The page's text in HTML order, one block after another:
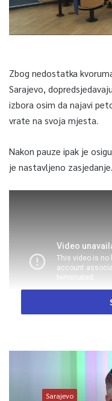
Zbog nedostatka
Sarajevo,
izbora osim da najavi
vrate na svoja mjesta.
Nakon pauze ipak je
je nastavljeno zasjedanje.
Sarajevo